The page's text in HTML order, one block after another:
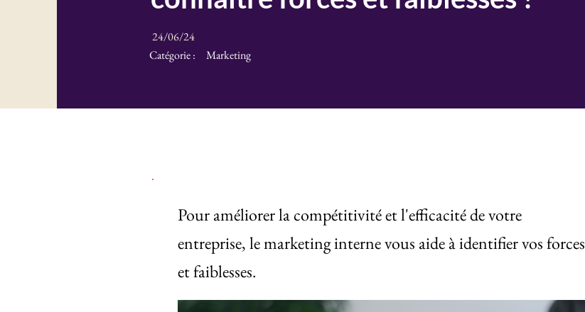
24/06/24
Catégorie :
Marketing
Pour améliorer la compétitivité et l'efficacité de votre
entreprise, le marketing interne vous aide à identifier vos forces
et faiblesses.